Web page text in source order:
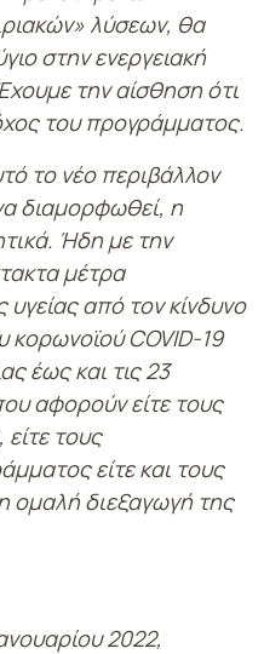
λύσεων, θα
στην ενεργειακή
την αίσθηση ότι
του προγράμματος.
το νέο περιβάλλον
διαμορφωθεί, η
Ήδη με την
μέτρα
από τον κίνδυνο
κορωνοϊού COVID-19
έως και τις 23
αφορούν είτε τους
τους
είτε και τους
ομαλή διεξαγωγή της
2022,